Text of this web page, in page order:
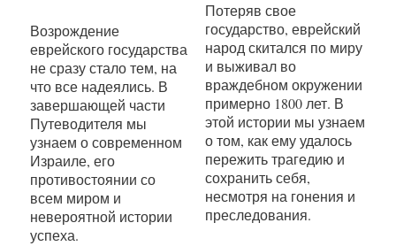
Возрождение
еврейского государства
не сразу стало тем, на
что все надеялись. В
завершающей части
Путеводителя мы
узнаем о современном
Израиле, его
противостоянии со
всем миром и
невероятной истории
успеха.
Потеряв свое
государство, еврейский
народ скитался по миру
и выживал во
враждебном окружении
примерно 1800 лет. В
этой истории мы узнаем
о том, как ему удалось
пережить трагедию и
сохранить себя,
несмотря на гонения и
преследования.